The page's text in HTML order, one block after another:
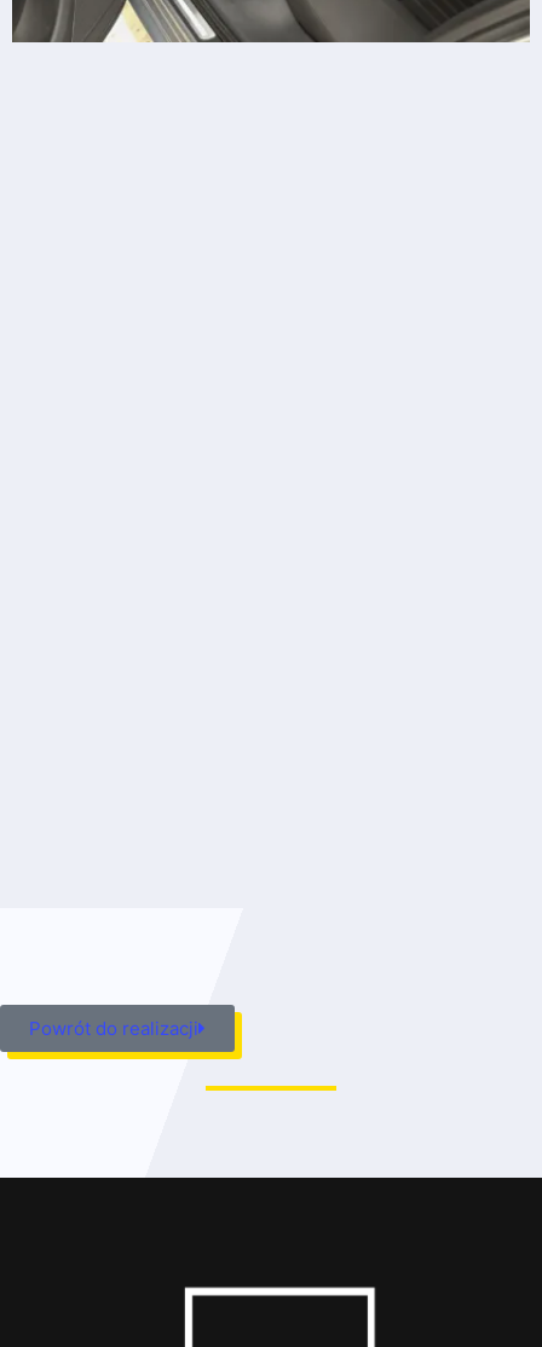
Powrót do realizacji